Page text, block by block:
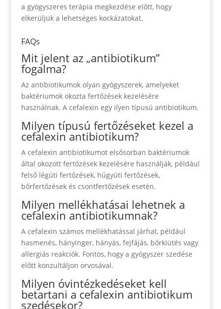
a gyógyszeres terápia megkezdése előtt, hogy
elkerüljük a lehetséges kockázatokat.
FAQs
Mit jelent az „antibiotikum”
fogalma?
Az antibiotikumok olyan gyógyszerek, amelyeket
baktériumok okozta fertőzések kezelésére
használnak. A cefalexin egy ilyen típusú antibiotikum.
Milyen típusú fertőzéseket kezel a
cefalexin antibiotikum?
A cefalexin antibiotikumot elsősorban baktériumok
által okozott fertőzések kezelésére használják, például
felső légúti fertőzések, húgyúti fertőzések,
bőrfertőzések és csontfertőzések esetén.
Milyen mellékhatásai lehetnek a
cefalexin antibiotikumnak?
A cefalexin számos mellékhatással járhat, például
hasmenés, hányinger, hányás, fejfájás, bőrkiütés vagy
allergiás reakciók. Fontos, hogy a gyógyszer szedése
előtt konzultáljon orvosával.
Milyen óvintézkedéseket kell
betartani a cefalexin antibiotikum
szedésekor?